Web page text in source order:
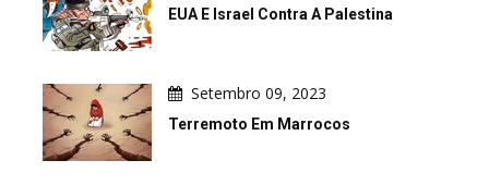
EUA E Israel Contra A Palestina
Setembro 09, 2023
Terremoto Em Marrocos